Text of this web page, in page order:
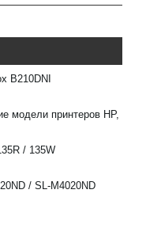
B210DNI
модели принтеров HP,
/ 135W
/ SL-M4020ND